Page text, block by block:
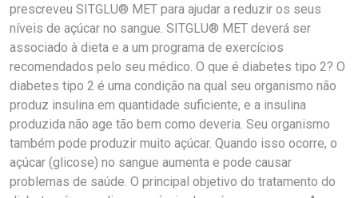
prescreveu SITGLU® MET para ajudar a reduzir os seus
níveis de açúcar no sangue. SITGLU® MET deverá ser
associado à dieta e a um programa de exercícios
recomendados pelo seu médico. O que é diabetes tipo 2? O
diabetes tipo 2 é uma condição na qual seu organismo não
produz insulina em quantidade suficiente, e a insulina
produzida não age tão bem como deveria. Seu organismo
também pode produzir muito açúcar. Quando isso ocorre, o
açúcar (glicose) no sangue aumenta e pode causar
problemas de saúde. O principal objetivo do tratamento do